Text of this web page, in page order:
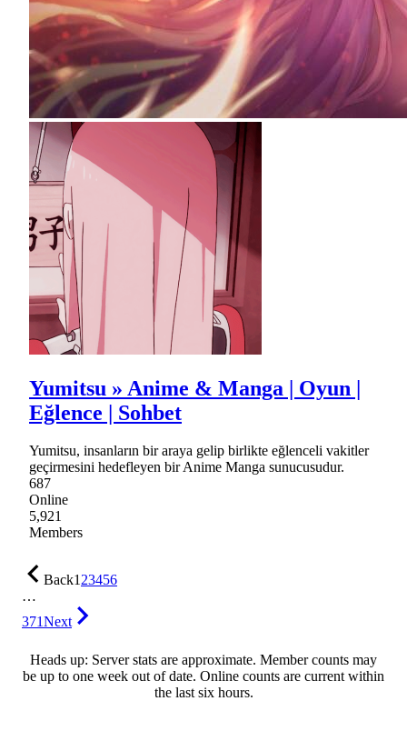
Yumitsu » Anime & Manga | Oyun |
Eğlence | Sohbet
Yumitsu, insanların bir araya gelip birlikte eğlenceli vakitler
geçirmesini hedefleyen bir Anime Manga sunucusudur.
687
Online
5,921
Members
Back123456
…
371Next
Heads up: Server stats are approximate. Member counts may
be up to one week out of date. Online counts are current within
the last six hours.